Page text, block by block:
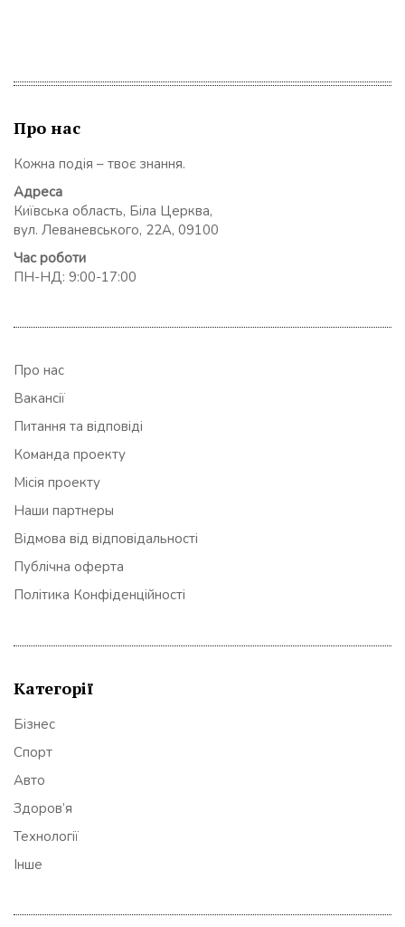
Про нас
Кожна подія – твоє знання.
Адреса
Київська область, Біла Церква,
вул. Леваневського, 22А, 09100
Час роботи
ПН-НД: 9:00-17:00
Про нас
Вакансії
Питання та відповіді
Команда проекту
Місія проекту
Наши партнеры
Відмова від відповідальності
Публічна оферта
Політика Конфіденційності
Категорії
Бізнес
Спорт
Авто
Здоров’я
Технології
Інше